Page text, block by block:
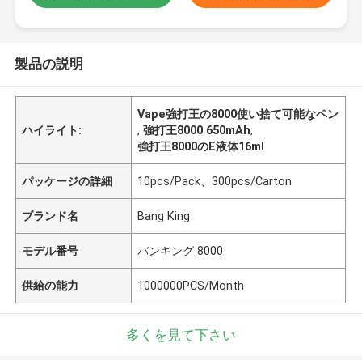
製品の説明
ハイライト:
Vape強打王の8000使い捨て可能なペン
,強打王8000 650mAh,
強打王8000のE液体16ml
パッケージの詳細 10pcs/Pack、300pcs/Carton
ブランド名 Bang King
モデル番号 バンキング 8000
供給の能力 1000000PCS/Month
多くを見て下さい